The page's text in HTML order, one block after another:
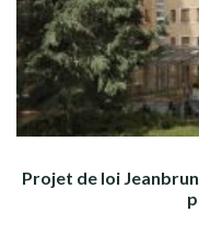
Projet de loi